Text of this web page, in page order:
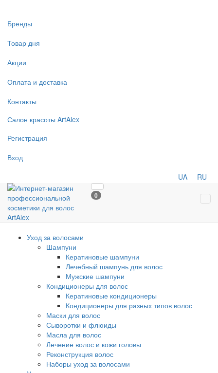
Бренды
Товар дня
Акции
Оплата и доставка
Контакты
Салон красоты ArtAlex
Регистрация
Вход
UA RU
0
Уход за волосами
Шампуни
Кератиновые шампуни
Лечебный шампунь для волос
Мужские шампуни
Кондиционеры для волос
Кератиновые кондиционеры
Кондиционеры для разных типов волос
Маски для волос
Сыворотки и флюиды
Масла для волос
Лечение волос и кожи головы
Реконструкция волос
Наборы уход за волосами